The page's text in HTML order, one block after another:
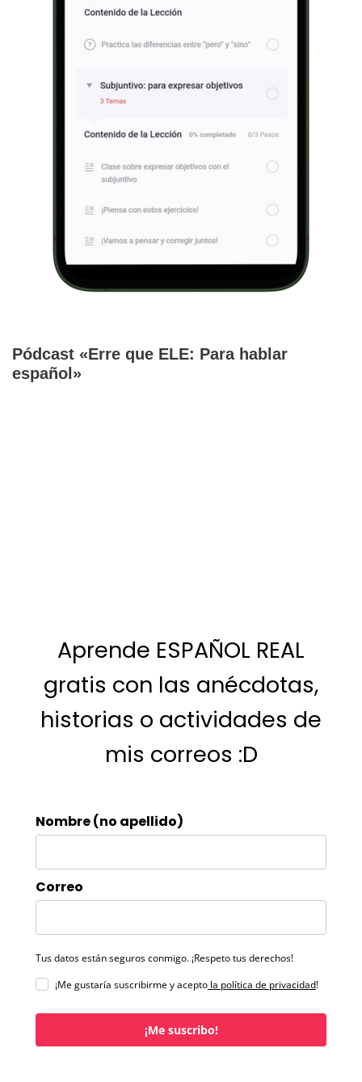
Pódcast «Erre que ELE: Para hablar
español»
Aprende ESPAÑOL REAL
gratis con las anécdotas,
historias o actividades de
mis correos :D
Nombre (no apellido)
Correo
Tus datos están seguros conmigo. ¡Respeto tus derechos!
¡Me gustaría suscribirme y acepto la política de privacidad!
¡Me suscribo!